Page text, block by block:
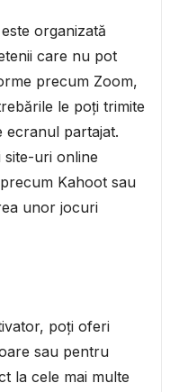
organizată
care nu pot
precum Zoom,
le poți trimite
ecranul partajat.
site-uri online
Kahoot sau
unor jocuri
poți oferi
sau pentru
la cele mai multe